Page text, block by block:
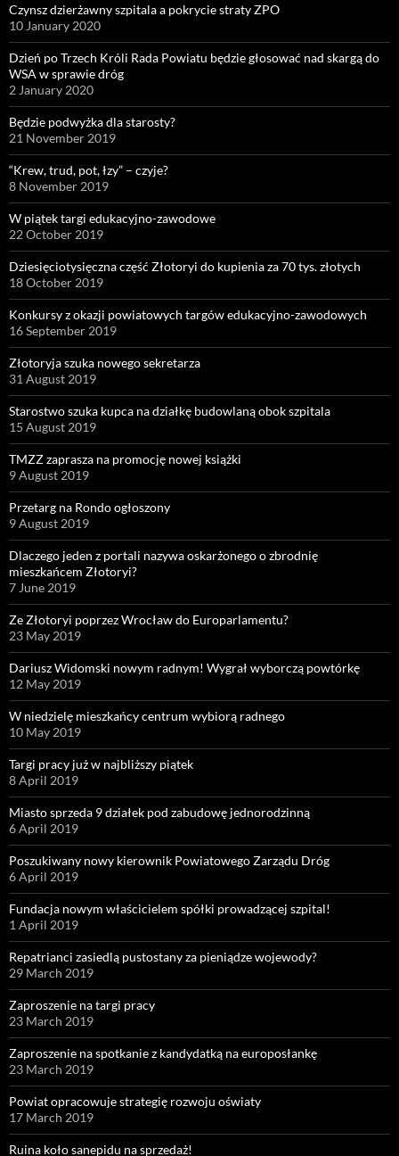
Czynsz dzierżawny szpitala a pokrycie straty ZPO
10 January 2020
Dzień po Trzech Króli Rada Powiatu będzie głosować nad skargą do
WSA w sprawie dróg
2 January 2020
Będzie podwyżka dla starosty?
21 November 2019
“Krew, trud, pot, łzy” – czyje?
8 November 2019
W piątek targi edukacyjno-zawodowe
22 October 2019
Dziesięciotysięczna część Złotoryi do kupienia za 70 tys. złotych
18 October 2019
Konkursy z okazji powiatowych targów edukacyjno-zawodowych
16 September 2019
Złotoryja szuka nowego sekretarza
31 August 2019
Starostwo szuka kupca na działkę budowlaną obok szpitala
15 August 2019
TMZZ zaprasza na promocję nowej książki
9 August 2019
Przetarg na Rondo ogłoszony
9 August 2019
Dlaczego jeden z portali nazywa oskarżonego o zbrodnię
mieszkańcem Złotoryi?
7 June 2019
Ze Złotoryi poprzez Wrocław do Europarlamentu?
23 May 2019
Dariusz Widomski nowym radnym! Wygrał wyborczą powtórkę
12 May 2019
W niedzielę mieszkańcy centrum wybiorą radnego
10 May 2019
Targi pracy już w najbliższy piątek
8 April 2019
Miasto sprzeda 9 działek pod zabudowę jednorodzinną
6 April 2019
Poszukiwany nowy kierownik Powiatowego Zarządu Dróg
6 April 2019
Fundacja nowym właścicielem spółki prowadzącej szpital!
1 April 2019
Repatrianci zasiedlą pustostany za pieniądze wojewody?
29 March 2019
Zaproszenie na targi pracy
23 March 2019
Zaproszenie na spotkanie z kandydatką na europosłankę
23 March 2019
Powiat opracowuje strategię rozwoju oświaty
17 March 2019
Ruina koło sanepidu na sprzedaż!